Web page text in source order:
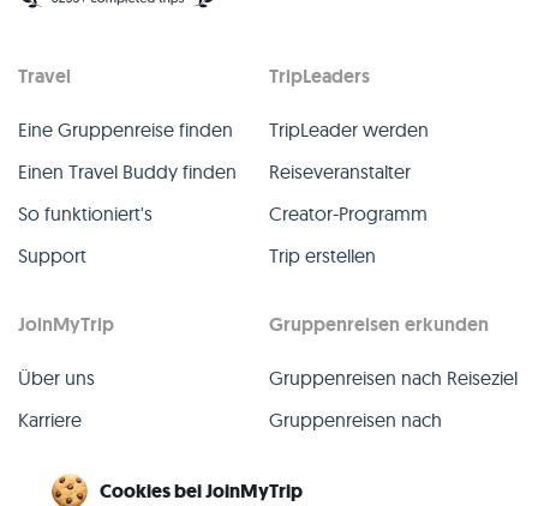
Travel
Eine Gruppenreise finden
Einen Travel Buddy finden
So funktioniert's
Support
TripLeaders
TripLeader werden
Reiseveranstalter
Creator-Programm
Trip erstellen
JoinMyTrip
Über uns
Karriere
Gruppenreisen erkunden
Gruppenreisen nach Reiseziel
Gruppenreisen nach
Alle Gruppenreisen
Cookies bei JoinMyTrip